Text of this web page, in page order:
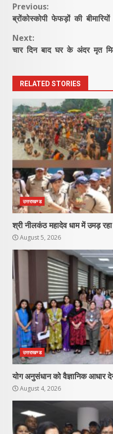
Continue
Reading
Previous:
ब्रोंकोस्कोपी फेफड़ों की
Next:
चार दिन बाद घर के अंदर मृत
RELATED STORIES
उत्तराखण्ड
श्री नीलकंठ महादेव धाम में उमड़
August 5, 2026
उत्तराखण्ड
योग अनुसंधान को वैज्ञानिक आधार
August 4, 2026